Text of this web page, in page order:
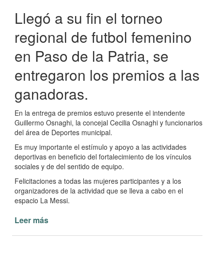
Llegó a su fin el torneo
regional de futbol femenino
en Paso de la Patria, se
entregaron los premios a las
ganadoras.
En la entrega de premios estuvo presente el intendente
Guillermo Osnaghi, la concejal Cecilia Osnaghi y funcionarios
del área de Deportes municipal.
Es muy importante el estímulo y apoyo a las actividades
deportivas en beneficio del fortalecimiento de los vínculos
sociales y de del sentido de equipo.
Felicitaciones a todas las mujeres participantes y a los
organizadores de la actividad que se lleva a cabo en el
espacio La Messi.
Leer más